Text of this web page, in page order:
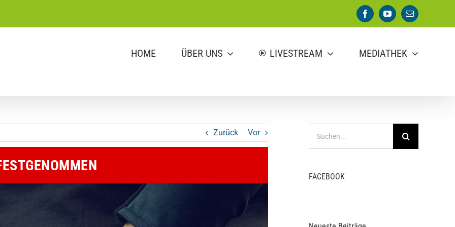
FacebookYouTube
E-
Mail
HOME ÜBER UNS LIVESTREAM MEDIATHEK
Zurück Vor
nach:
FACEBOOK